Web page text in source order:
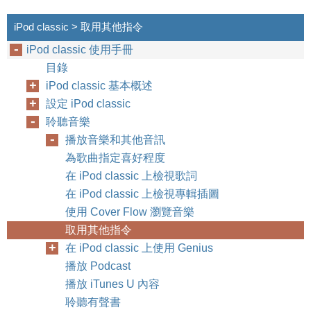
iPod classic > 取用其他指令
iPod classic 使用手冊
目錄
iPod classic 基本概述
設定 iPod classic
聆聽音樂
播放音樂和其他音訊
為歌曲指定喜好程度
在 iPod classic 上檢視歌詞
在 iPod classic 上檢視專輯插圖
使用 Cover Flow 瀏覽音樂
取用其他指令
在 iPod classic 上使用 Genius
播放 Podcast
播放 iTunes U 內容
聆聽有聲書